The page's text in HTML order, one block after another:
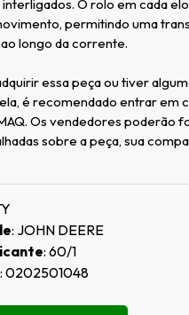
O rolo em cada
permitindo uma
longo da corrente.
essa peça ou tiver
é recomendado entrar em
Os vendedores poderão
sobre a peça, sua
: JOHN DEERE
: 60/1
: 0202501048